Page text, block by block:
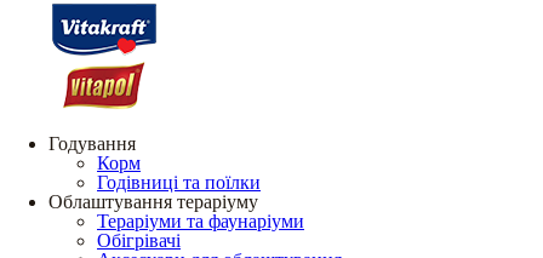
Годування
Корм
Годівниці та поїлки
Облаштування тераріуму
Тераріуми та фаунаріуми
Обігрівачі